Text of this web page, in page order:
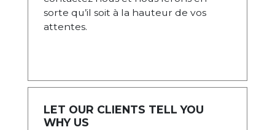
sorte qu’il soit à la hauteur de vos
attentes.
LET OUR CLIENTS TELL YOU
WHY US